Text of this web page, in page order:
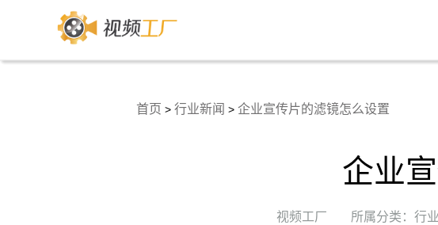
首页 > 行业新闻 > 企业宣传片的滤镜怎么设置
企业
视频工厂 所属分类：行